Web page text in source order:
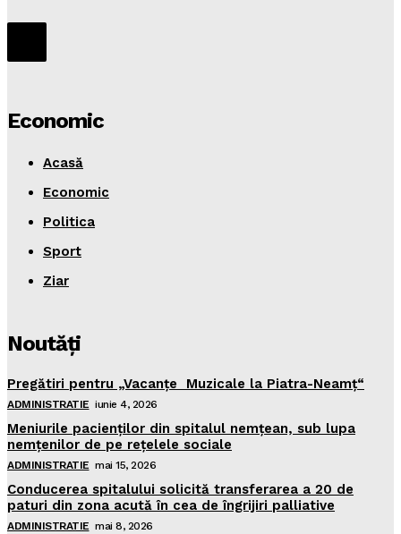
Economic
Acasă
Economic
Politica
Sport
Ziar
Noutăţi
Pregătiri pentru „Vacanţe Muzicale la Piatra-Neamţ“
ADMINISTRATIE iunie 4, 2026
Meniurile pacienţilor din spitalul nemţean, sub lupa
nemţenilor de pe reţelele sociale
ADMINISTRATIE mai 15, 2026
Conducerea spitalului solicită transferarea a 20 de
paturi din zona acută în cea de îngrijiri palliative
ADMINISTRATIE mai 8, 2026